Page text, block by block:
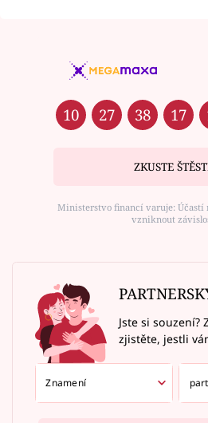
10 27 38 17
ZKUSTE
Ministerstvo financí varuje: Účastí
vzniknout
Jste si souzení?
zjistěte, jestli